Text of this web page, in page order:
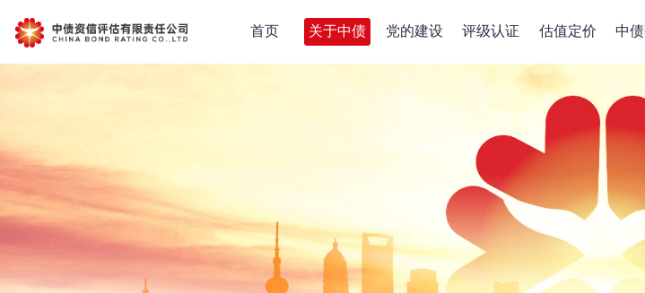
首页 关于中债 党的建设 评级认证 估值定价 中